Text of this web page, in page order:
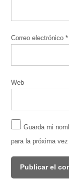
Correo electrónico*
Web
Guarda mi
para la próxima vez